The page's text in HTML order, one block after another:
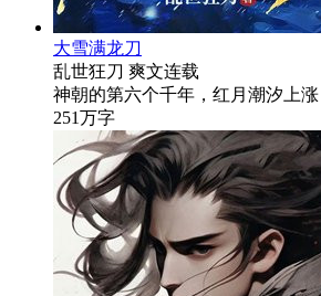
大雪满龙刀
乱世狂刀 爽文连载
神朝的第六个千年，红月潮汐上
251万字